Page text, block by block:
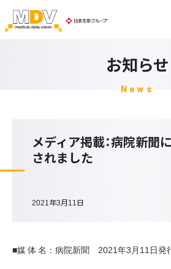
お知らせ
News
メディア掲載：病院新聞
されました
2021年3月11日
■媒 体 名：病院新聞 2021年3月11日発